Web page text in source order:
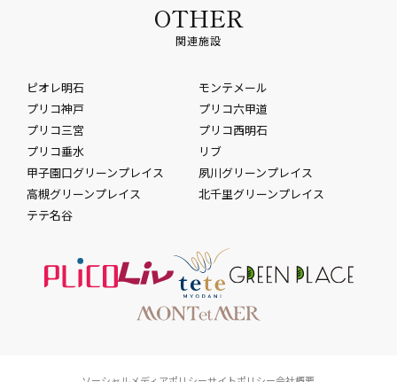
OTHER
関連施設
ピオレ明石
モンテメール
プリコ神戸
プリコ六甲道
プリコ三宮
プリコ西明石
プリコ垂水
リブ
甲子園口グリーンプレイス
夙川グリーンプレイス
高槻グリーンプレイス
北千里グリーンプレイス
テテ名谷